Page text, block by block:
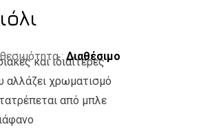
: Διαθέσιμο
και ιδιαίτερες
αλλάζει χρωματισμό
από μπλε